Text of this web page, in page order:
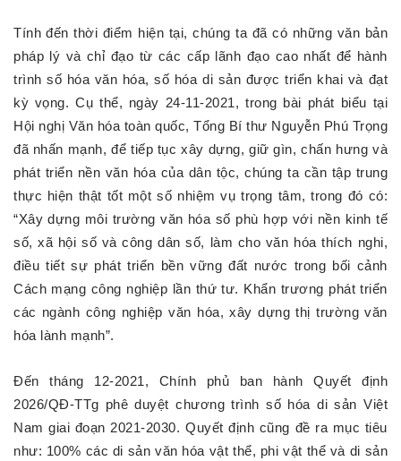
Tính đến thời điểm hiện tại, chúng ta đã có những văn bản
pháp lý và chỉ đạo từ các cấp lãnh đạo cao nhất để hành
trình số hóa văn hóa, số hóa di sản được triển khai và đạt
kỳ vọng. Cụ thể, ngày 24-11-2021, trong bài phát biểu tại
Hội nghị Văn hóa toàn quốc, Tổng Bí thư Nguyễn Phú Trọng
đã nhấn mạnh, để tiếp tục xây dựng, giữ gìn, chấn hưng và
phát triển nền văn hóa của dân tộc, chúng ta cần tập trung
thực hiện thật tốt một số nhiệm vụ trọng tâm, trong đó có:
“Xây dựng môi trường văn hóa số phù hợp với nền kinh tế
số, xã hội số và công dân số, làm cho văn hóa thích nghi,
điều tiết sự phát triển bền vững đất nước trong bối cảnh
Cách mạng công nghiệp lần thứ tư. Khẩn trương phát triển
các ngành công nghiệp văn hóa, xây dựng thị trường văn
hóa lành mạnh”.
Đến tháng 12-2021, Chính phủ ban hành Quyết định
2026/QĐ-TTg phê duyệt chương trình số hóa di sản Việt
Nam giai đoạn 2021-2030. Quyết định cũng đề ra mục tiêu
như: 100% các di sản văn hóa vật thể, phi vật thể và di sản